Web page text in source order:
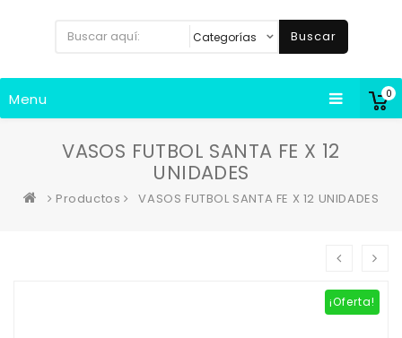
0
Buscar
Menu
VASOS FUTBOL SANTA FE X 12
UNIDADES
Productos VASOS FUTBOL SANTA FE X 12 UNIDADES
¡Oferta!